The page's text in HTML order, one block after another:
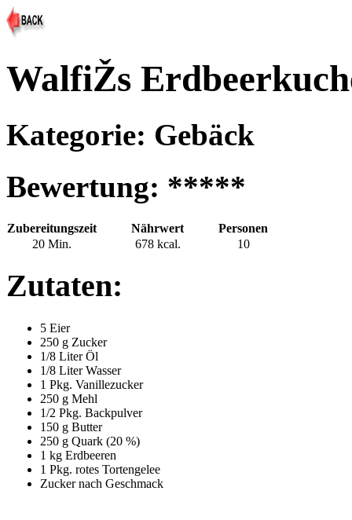
WalfiŽs
Kategorie: Gebäck
Bewertung: *****
Zubereitungszeit Nährwert
Personen
20 Min.
678 kcal. 10
Zutaten:
5 Eier
250 g Zucker
1/8 Liter Öl
1/8 Liter Wasser
1 Pkg. Vanillezucker
250 g Mehl
1/2 Pkg. Backpulver
150 g Butter
250 g Quark (20 %)
1 kg Erdbeeren
1 Pkg. rotes Tortengelee
Zucker nach Geschmack